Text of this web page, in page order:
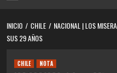
INICIO CHILE
NACIONAL | LOS
SUS 29 AÑOS
CHILE NOTA